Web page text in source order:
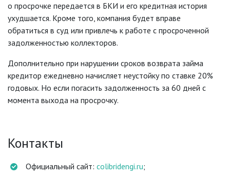
о просрочке передается в БКИ и его кредитная история
ухудшается. Кроме того, компания будет вправе
обратиться в суд или привлечь к работе с просроченной
задолженностью коллекторов.
Дополнительно при нарушении сроков возврата займа
кредитор ежедневно начисляет неустойку по ставке 20%
годовых. Но если погасить задолженность за 60 дней с
момента выхода на просрочку.
Контакты
Официальный сайт: colibridengi.ru;